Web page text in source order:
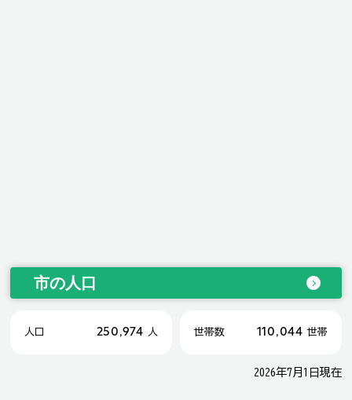
市の人口
人口 250,974 人 世帯数 110,044 世帯
2026年7月1日現在